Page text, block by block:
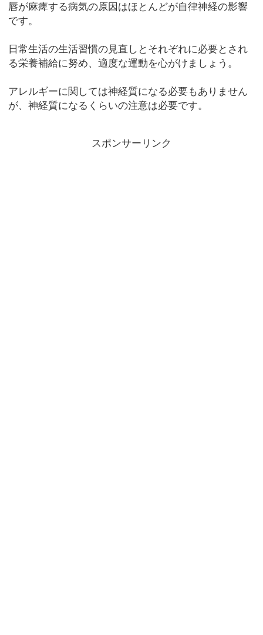
唇が麻痺する病気の原因はほとんどが自律神経の影響
です。
日常生活の生活習慣の見直しとそれぞれに必要とされ
る栄養補給に努め、適度な運動を心がけましょう。
アレルギーに関しては神経質になる必要もありません
が、神経質になるくらいの注意は必要です。
スポンサーリンク